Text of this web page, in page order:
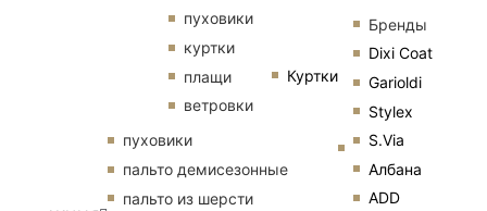
Куртки
Бренды
Dixi Coat
Garioldi
Stylex
S.Via
Албана
ADD
пуховики
куртки
плащи
ветровки
пуховики
пальто демисезонные
пальто из шерсти